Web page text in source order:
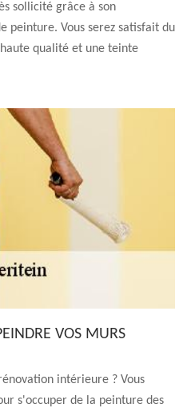
sollicité grâce à son
peinture. Vous serez satisfait du
qualité et une teinte
VOS MURS
intérieure ? Vous
s'occuper de la peinture des